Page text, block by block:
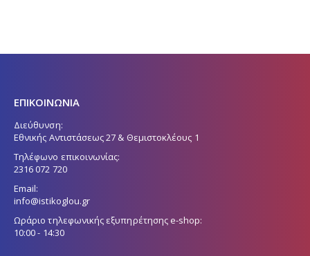
ΕΠΙΚΟΙΝΩΝΙΑ
Διεύθυνση:
Εθνικής Αντιστάσεως 27 & Θεμιστοκλέους 1
Τηλέφωνο επικοινωνίας:
2316 072 720
Email:
info@istikoglou.gr
Ωράριο τηλεφωνικής εξυπηρέτησης e-shop:
10:00 - 14:30